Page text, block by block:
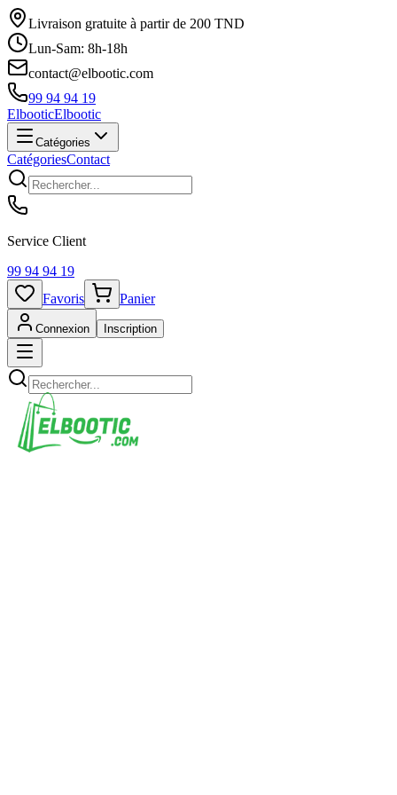
Livraison gratuite à partir de 200 TND
Lun-Sam: 8h-18h
contact@elbootic.com
99 94 94 19
ElbooticElbootic
Catégories
CatégoriesContact
Service Client
99 94 94 19
Favoris
Panier
Connexion Inscription